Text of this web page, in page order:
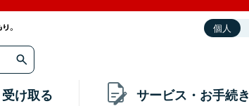
個人
受け取る サービス・お手続き